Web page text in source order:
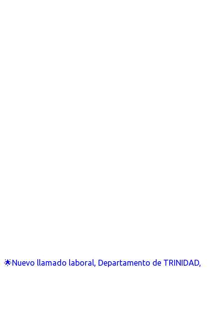
🌟Nuevo llamado laboral, Departamento de TRINIDAD,